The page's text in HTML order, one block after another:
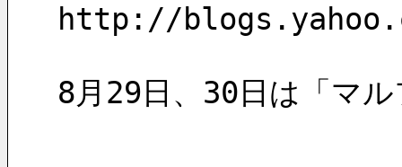
http://
8月29日、30日は「マ